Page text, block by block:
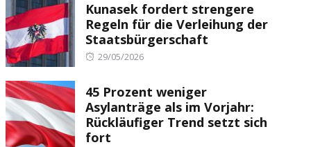
Kunasek fordert strengere
Regeln für die Verleihung der
Staatsbürgerschaft
Posted
29/05/2026
45 Prozent weniger
Asylanträge als im Vorjahr:
Rückläufiger Trend setzt sich
fort